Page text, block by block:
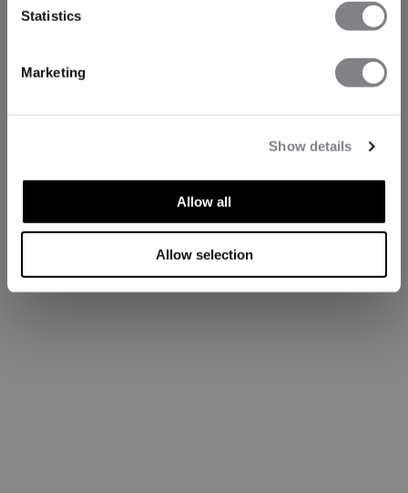
Statistics
Marketing
Show details
Allow all
Allow selection